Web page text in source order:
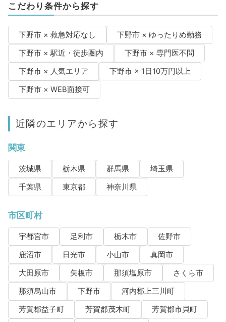
こだわり条件から探す
下野市 × 救急対応なし
下野市 × ゆったりめ勤務
下野市 × 駅近・徒歩圏内
下野市 × 専門医不問
下野市 × 人気エリア
下野市 × 1日10万円以上
下野市 × WEB面接可
近隣のエリアから探す
関東
茨城県 栃木県 群馬県
埼玉県
千葉県
東京都 神奈川県
市区町村
宇都宮市 足利市 栃木市
佐野市
鹿沼市
日光市 小山市
真岡市
大田原市
矢板市 那須塩原市
さくら市
那須烏山市
下野市
河内郡上三川町
芳賀郡益子町
芳賀郡茂木町
芳賀郡市貝町